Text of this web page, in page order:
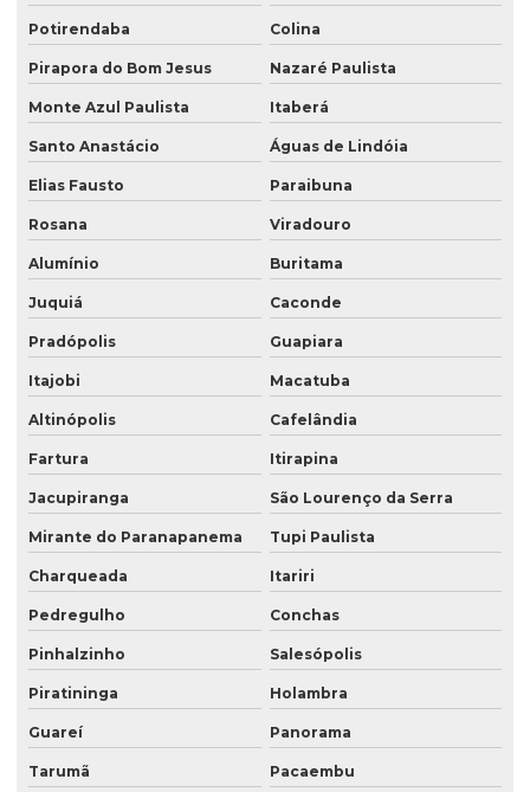
Potirendaba Colina
Pirapora do Bom Jesus Nazaré Paulista
Monte Azul Paulista Itaberá
Santo Anastácio Águas de Lindóia
Elias Fausto Paraibuna
Rosana Viradouro
Alumínio Buritama
Juquiá Caconde
Pradópolis Guapiara
Itajobi Macatuba
Altinópolis Cafelândia
Fartura Itirapina
Jacupiranga São Lourenço da Serra
Mirante do Paranapanema Tupi Paulista
Charqueada Itariri
Pedregulho Conchas
Pinhalzinho Salesópolis
Piratininga Holambra
Guareí Panorama
Tarumã Pacaembu